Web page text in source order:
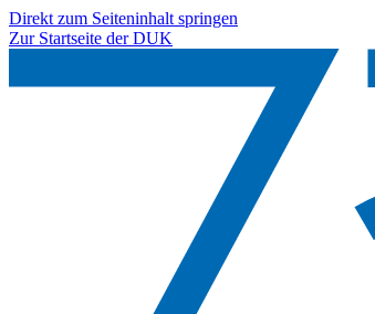
Direkt zum Seiteninhalt springen
Zur Startseite der DUK